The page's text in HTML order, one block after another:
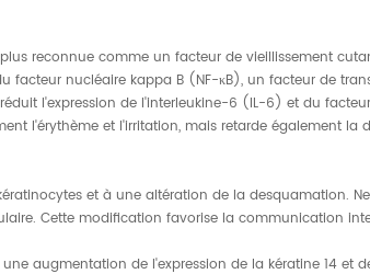
reconnue comme un facteur de vieillissement
nucléaire kappa B (NF-κB), un facteur de
l'expression de l'interleukine-6 ​​(IL-6) et du
l'érythème et l'irritation, mais retarde également
et à une altération de la desquamation.
Cette modification favorise la communication
augmentation de l'expression de la kératine 14 et